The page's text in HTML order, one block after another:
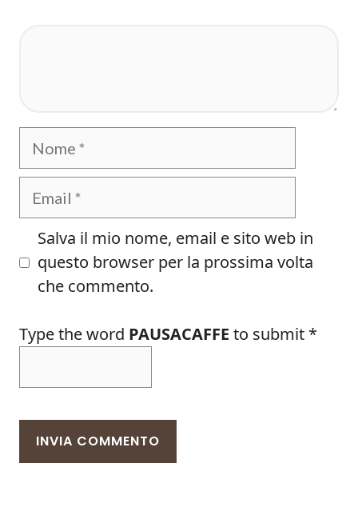
Nome
Email
Salva il mio nome, email e sito web in
questo browser per la prossima volta
che commento.
Type the word PAUSACAFFE to submit *